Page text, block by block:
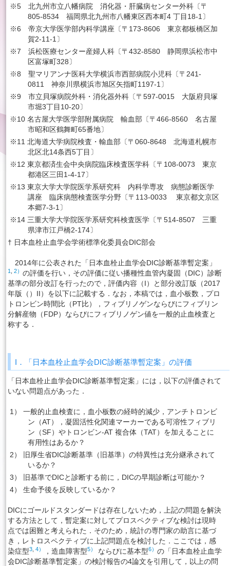
※5 北九州市立八幡病院 消化器・肝臓病センター外科〔〒
805-8534 福岡県北九州市八幡東区西本町4 丁目18-1〕
※6 帝京大学医学部内科学講座〔〒173-8606 東京都板橋区加
賀2-11-1〕
※7 浜松医療センター産婦人科〔〒432-8580 静岡県浜松市中
区富塚町328〕
※8 聖マリアンナ医科大学横浜市西部病院小児科〔〒241-
0811 神奈川県横浜市旭区矢指町1197-1〕
※9 市立貝塚病院外科・消化器外科〔〒597-0015 大阪府貝塚
市堀3丁目10-20〕
※10 名古屋大学医学部附属病院 輸血部〔〒466-8560 名古屋
市昭和区鶴舞町65番地〕
※11 北海道大学病院検査・輸血部〔〒060-8648 北海道札幌市
北区北14条西5丁目〕
※12 東京都済生会中央病院臨床検査医学科〔〒108-0073 東京
都港区三田1-4-17〕
※13 東京大学大学院医学系研究科 内科学専攻 病態診断医学
講座 臨床病態検査医学分野〔〒113-0033 東京都文京区
本郷7-3-1〕
※14 三重大学大学院医学系研究科検査医学〔〒514-8507 三重
県津市江戸橋2-174〕
† 日本血栓止血学会学術標準化委員会DIC部会
2014年に公表された「日本血栓止血学会DIC診断基準暫定案」
1 2） の評価を行い，その評価に従い播種性血管内凝固（DIC）診断
基準の部分改訂を行ったので，評価内容（I）と部分改訂版（2017
年版（）II）を以下に記載する．なお，本稿では，血小板数，プロ
トロンビン時間比（PT比），フィブリノゲンならびにフィブリン
分解産物（FDP）ならびにフィブリノゲン値を一般的止血検査と
称する．
I．「日本血栓止血学会DIC診断基準暫定案」の評価
「日本血栓止血学会DIC診断基準暫定案」には，以下の評価されて
いない問題点があった．
1） 一般的止血検査に，血小板数の経時的減少，アンチトロンビ
ン（AT），凝固活性化関連マーカーである可溶性フィブリ
ン（SF）やトロンビン-AT 複合体（TAT）を加えることに
有用性はあるか？
2） 旧厚生省DIC診断基準（旧基準）の特異性は充分継承されて
いるか？
3） 旧基準でDICと診断する前に，DICの早期診断は可能か？
4） 生命予後を反映しているか？
DICにゴールドスタンダードは存在しないため，上記の問題を解決
する方法として，暫定案に対してプロスペクティブな検討は現時
点では困難と考えられた．そのため，統計の専門家の助言に基づ
き，レトロスペクティブに上記問題点を検討した．ここでは，感
染症型3 4） ，造血障害型5） ならびに基本型6） の「日本血栓止血学
会DIC診断基準暫定案」の検討報告の4論文を引用して，以上の問